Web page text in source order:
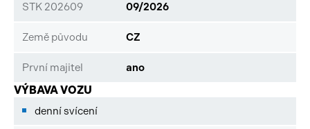
STK 202609 09/2026
Země původu CZ
První majitel ano
VÝBAVA VOZU
denní svícení